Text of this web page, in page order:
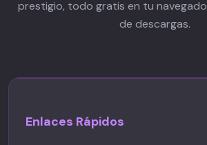
prestigio, todo gratis en tu
de descargas.
Enlaces Rápidos